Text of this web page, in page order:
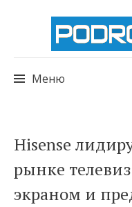
Меню
к
содержимому
Hisense
рынке
экраном и